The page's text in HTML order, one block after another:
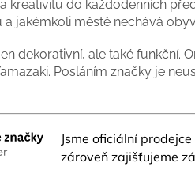
kreativitu do každodenních
a jakémkoli městě nechává
dekorativní, ale také funkční.
Posláním značky je
Jsme oficiální
zároveň zajišťujeme